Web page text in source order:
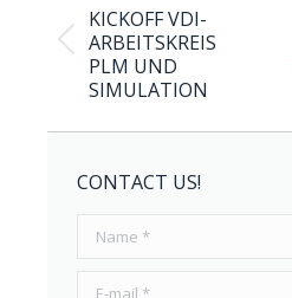
KICKOFF VDI-
ARBEITSKREIS
PLM UND
SIMULATION
CONTACT US!
Name *
E-mail *